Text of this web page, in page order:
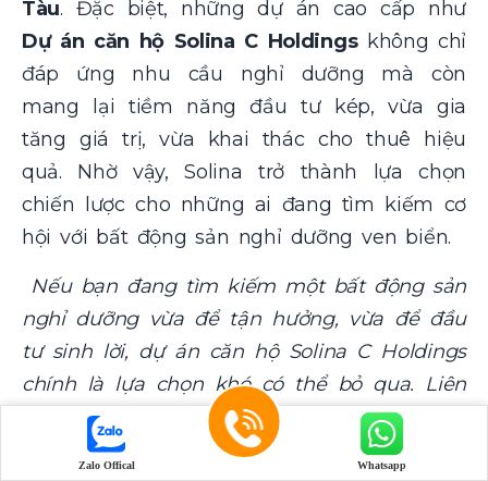
Tàu. Đặc biệt, những dự án cao cấp như
Dự án căn hộ Solina C Holdingskhông chỉ
đáp ứng nhu cầu nghỉ dưỡng mà còn
mang lại tiềm năng đầu tư kép, vừa gia
tăng giá trị, vừa khai thác cho thuê hiệu
quả. Nhờ vậy, Solina trở thành lựa chọn
chiến lược cho những ai đang tìm kiếm cơ
hội với bất động sản nghỉ dưỡng ven biển.
Nếu bạn đang tìm kiếm một bất động sản
nghỉ dưỡng vừa để tận hưởng, vừa để đầu
tư sinh lời, dự án căn hộ Solina C Holdings
chính là lựa chọn khó có thể bỏ qua. Liên
hệ ngay
– đại lý phân phối chính
Dự án căn hộ Solina C Holdings
Zalo Offical Whatsapp